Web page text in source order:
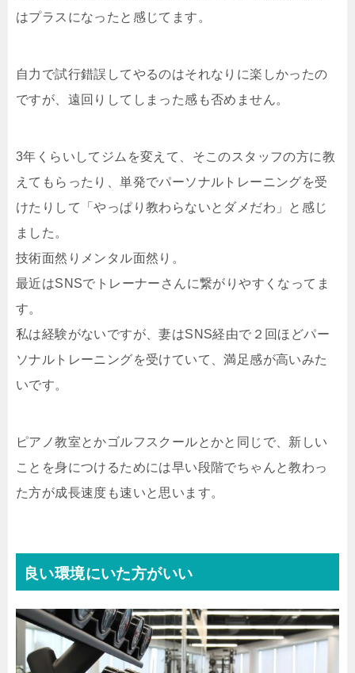
はプラスになったと感じてます。
自力で試行錯誤してやるのはそれなりに楽しかったの
ですが、遠回りしてしまった感も否めません。
3年くらいしてジムを変えて、そこのスタッフの方に教
えてもらったり、単発でパーソナルトレーニングを受
けたりして「やっぱり教わらないとダメだわ」と感じ
ました。
技術面然りメンタル面然り。
最近はSNSでトレーナーさんに繋がりやすくなってま
す。
私は経験がないですが、妻はSNS経由で２回ほどパー
ソナルトレーニングを受けていて、満足感が高いみた
いです。
ピアノ教室とかゴルフスクールとかと同じで、新しい
ことを身につけるためには早い段階でちゃんと教わっ
た方が成長速度も速いと思います。
良い環境にいた方がいい